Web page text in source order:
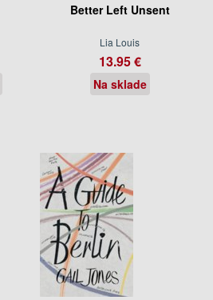
Better Left Unsent
Lia Louis
13.95 €
Na sklade